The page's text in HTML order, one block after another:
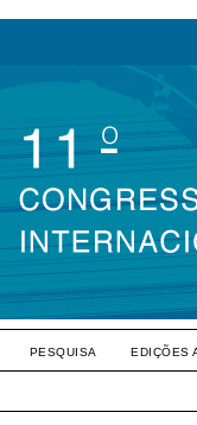
PESQUISA EDIÇÕES